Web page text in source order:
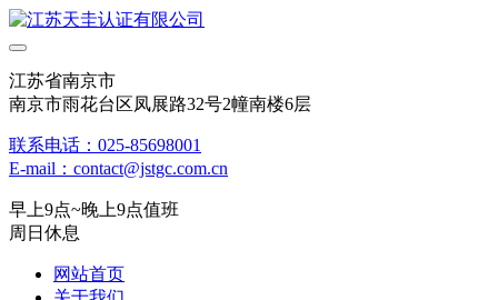
江苏省南京市
南京市雨花台区凤展路32号2幢南楼6层
联系电话：025-85698001
E-mail：contact@jstgc.com.cn
早上9点~晚上9点值班
周日休息
网站首页